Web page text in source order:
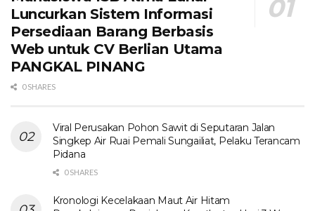
Luncurkan Sistem Informasi
Persediaan Barang Berbasis
Web untuk CV Berlian Utama​
PANGKAL PINANG
0 SHARES
Viral Perusakan Pohon Sawit di Seputaran Jalan
Singkep Air Ruai Pemali Sungailiat, Pelaku Terancam
Pidana
0 SHARES
Kronologi Kecelakaan Maut Air Hitam